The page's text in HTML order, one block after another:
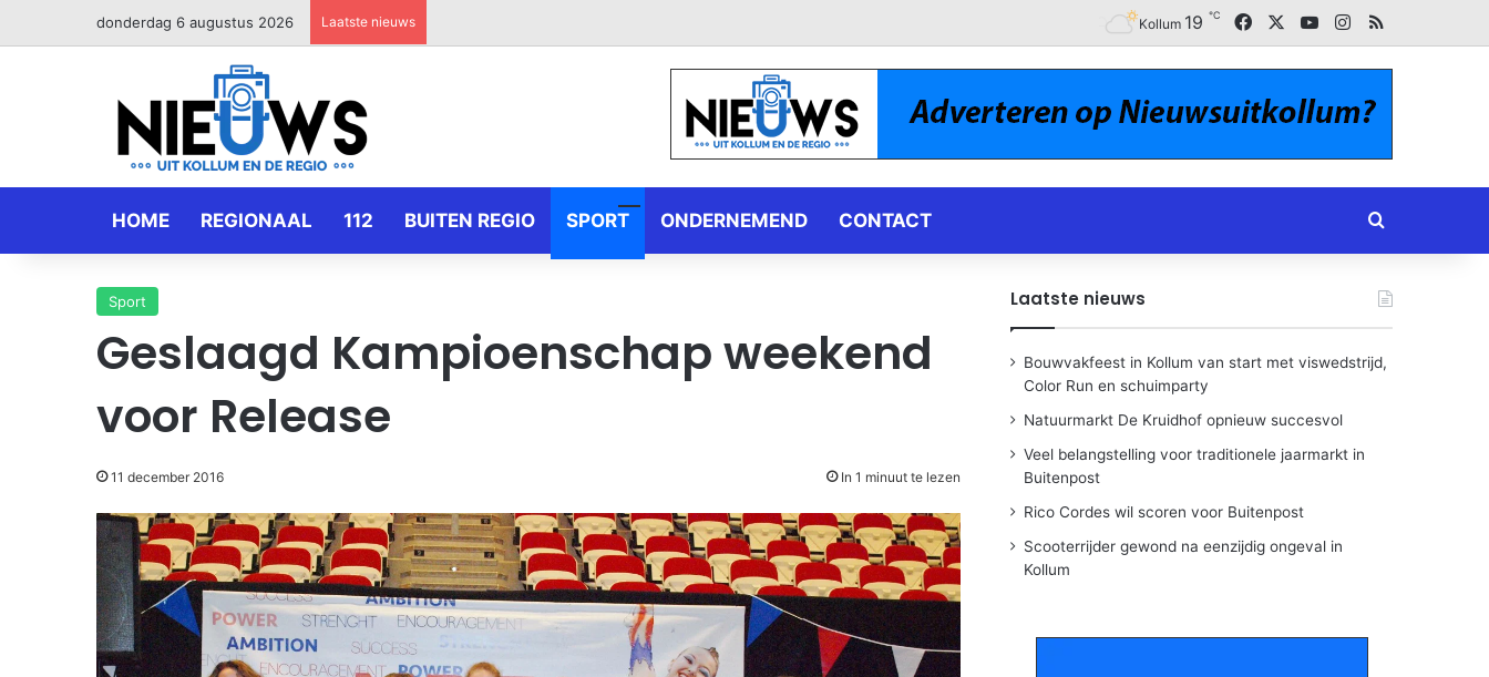
donderdag 6 augustus 2026 Laatste nieuws Kollum 19 ℃ FacebookYouTubeInstagram
RSS
HOME REGIONAAL 112 BUITEN REGIO SPORT ONDERNEMEND CONTACT Zoeken naar
Sport
Geslaagd Kampioenschap weekend
voor Release
11 december 2016 In 1 minuut te lezen
Laatste nieuws
Bouwvakfeest in Kollum van start met viswedstrijd,
Color Run en schuimparty
Natuurmarkt De Kruidhof opnieuw succesvol
Veel belangstelling voor traditionele jaarmarkt in
Buitenpost
Rico Cordes wil scoren voor Buitenpost
Scooterrijder gewond na eenzijdig ongeval in
Kollum